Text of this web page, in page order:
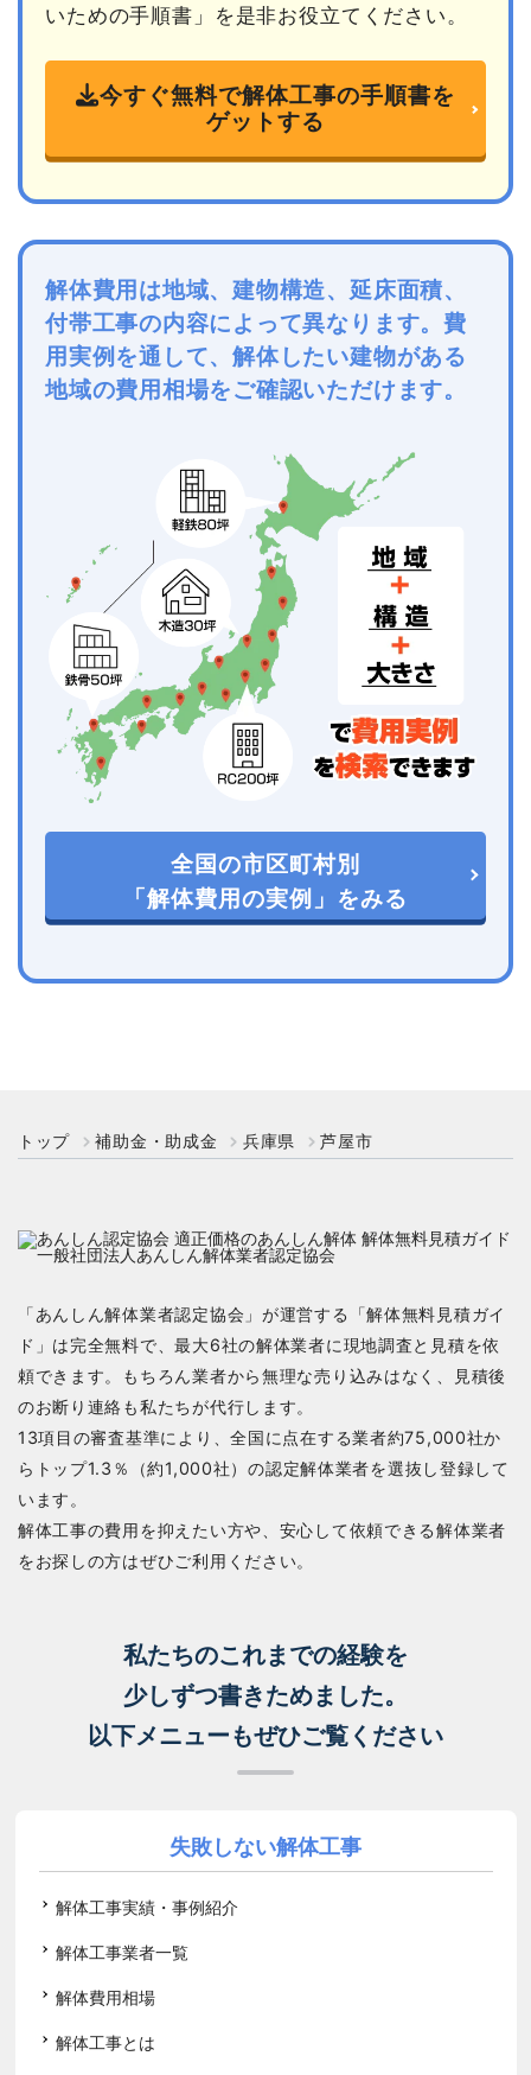
いための手順書」を是非お役立てください。
今すぐ無料で解体工事の手順書を
ゲットする
解体費用は地域、建物構造、延床面積、
付帯工事の内容によって異なります。費
用実例を通して、解体したい建物がある
地域の費用相場をご確認いただけます。
全国の市区町村別
「解体費用の実例」をみる
トップ 補助金・助成金 兵庫県 芦屋市
「あんしん解体業者認定協会」が運営する「解体無料見積ガイ
ド」は完全無料で、最大6社の解体業者に現地調査と見積を依
頼できます。もちろん業者から無理な売り込みはなく、見積後
のお断り連絡も私たちが代行します。
13項目の審査基準により、全国に点在する業者約75,000社か
らトップ1.3％（約1,000社）の認定解体業者を選抜し登録して
います。
解体工事の費用を抑えたい方や、安心して依頼できる解体業者
をお探しの方はぜひご利用ください。
私たちのこれまでの経験を
少しずつ書きためました。
以下メニューもぜひご覧ください
失敗しない解体工事
解体工事実績・事例紹介
解体工事業者一覧
解体費用相場
解体工事とは